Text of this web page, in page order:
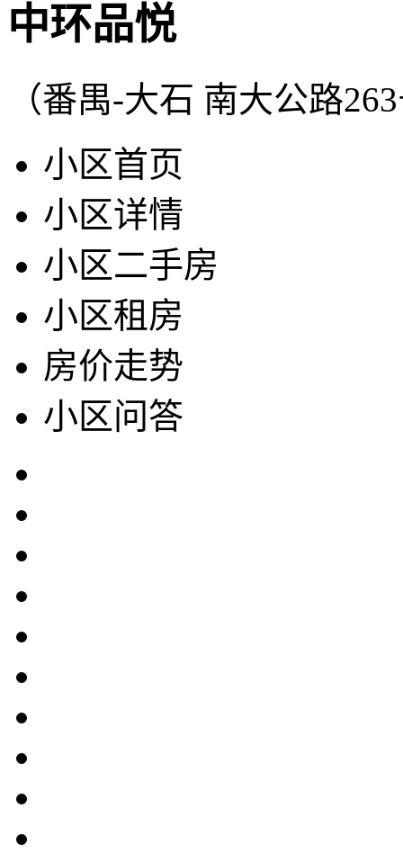
中环品悦
（番禺-大石 南大公路
小区首页
小区详情
小区二手房
小区租房
房价走势
小区问答